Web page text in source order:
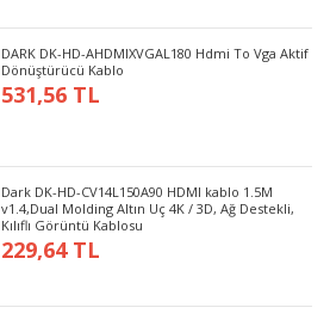
DARK DK-HD-AHDMIXVGAL180 Hdmi To Vga Aktif
Dönüştürücü Kablo
531,56 TL
Dark DK-HD-CV14L150A90 HDMI kablo 1.5M
v1.4,Dual Molding Altın Uç 4K / 3D, Ağ Destekli,
Kılıflı Görüntü Kablosu
229,64 TL